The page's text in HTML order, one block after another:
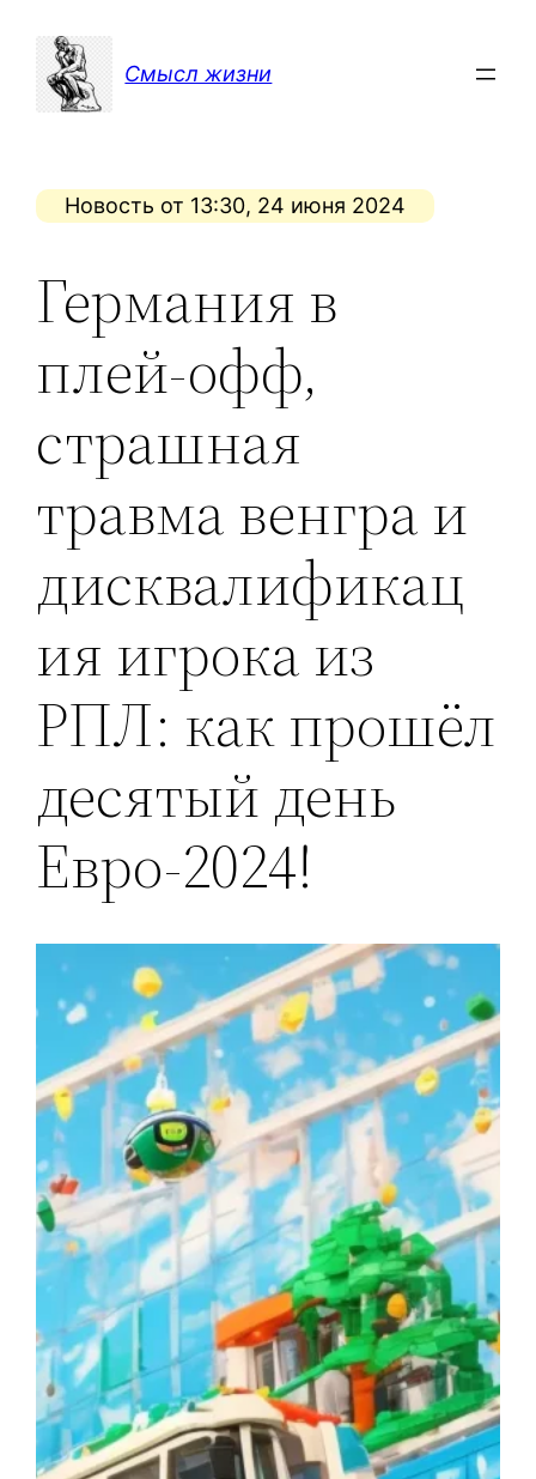
содержимому
Смысл жизни
Новость от 13:30, 24 июня 2024
Германия в
плей-офф,
страшная
травма венгра и
дисквалификац
ия игрока из
РПЛ: как прошёл
десятый день
Евро-2024!